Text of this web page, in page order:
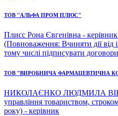
ТОВ "АЛЬФА ПРОМ ПЛЮС"
Плисс Рона Євгенівна -
(Повноваження: Вчиняти дії від
тому числі підписувати
ТОВ "ВИРОБНИЧА ФАРМАЦЕВТИЧНА
НИКОЛАЄНКО ЛЮДМИЛА
управління товариством,
року) - керівник